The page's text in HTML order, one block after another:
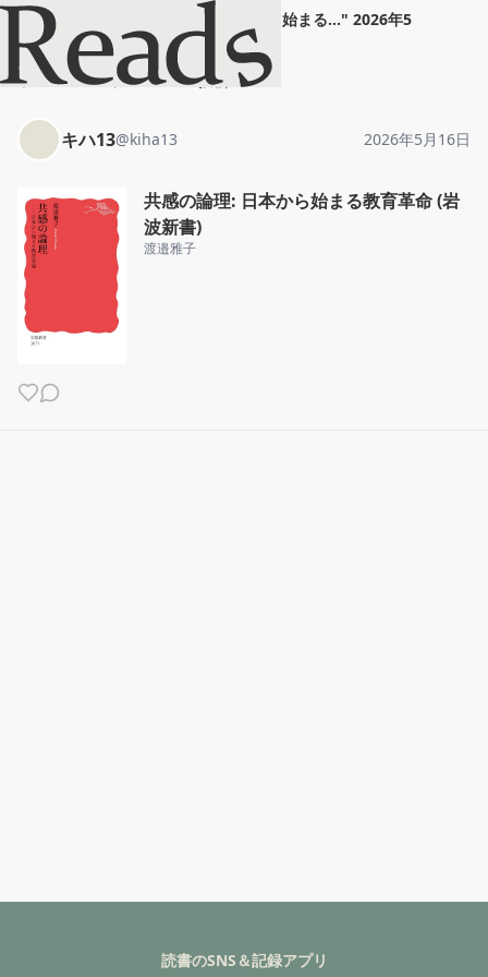
共感の論理: 日本から始まる..." 2026年5
月16日
ホーム
キハ13 投稿
キハ13@kiha13 2026年5月16日
共感の論理: 日本から始まる教育革命 (岩
波新書)
渡邉雅子
読書のSNS＆記録アプリ